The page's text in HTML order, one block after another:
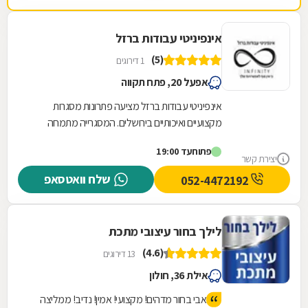
חיוניים. החנות נמצצת ברחוב הרכב 46.
יצירת קשר
אינפיניטי עבודות ברזל
(5) 1 דירוגים
אפעל 20, פתח תקווה
אינפיניטי עבודות ברזל מציעה פתרונות מסגרות
מקצועיים ואיכותיים בירושלים. המסגרייה מתמחה
פתוחעד 19:00
שלח וואטסאפ
לילך בחור עיצובי מתכת
(4.6) 13 דירוגים
אילת 36, חולון
אבי בחור מדהים! מקצועי! אמין! נדיב! ממליצה